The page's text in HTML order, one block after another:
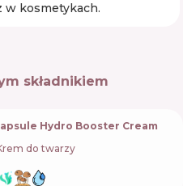
w kosmetykach.
składnikiem
Hydro Booster Cream
do twarzy